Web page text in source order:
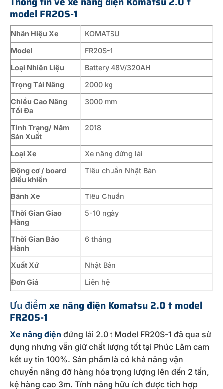
model FR20S-1
Nhãn Hiệu Xe
KOMATSU
Model
FR20S-1
Loại Nhiên Liệu
Battery 48V/320AH
Trọng Tải Nâng
2000 kg
Chiều Cao Nâng
Tối Đa
3000 mm
Tình Trạng/ Năm
Sản Xuất
2018
Loại Xe
Xe nâng đứng lái
Động cơ / board
điều khiển
Tiêu chuẩn Nhật Bản
Bánh Xe
Tiêu Chuẩn
Thời Gian Giao
Hàng
5-10 ngày
Thời Gian Bảo
Hành
6 tháng
Xuất Xứ
Nhật Bản
Đơn Giá
Liên hệ
Ưu điểm xe nâng điện Komatsu 2.0 t model
FR20S-1
Xe nâng điện đứng lái 2.0 t Model FR20S-1 đã qua sử
dụng nhưng vẫn giữ chất lượng tốt tại Phúc Lâm cam
kết uy tín 100%. Sản phẩm là có khả năng vận
chuyển nâng đỡ hàng hóa trọng lượng lên đến 2 tấn,
kệ hàng cao 3m. Tính năng hữu ích được tích hợp